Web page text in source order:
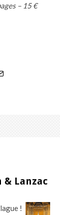
– 15 €
& Lanzac
!